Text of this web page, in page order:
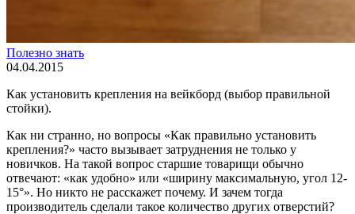
Полезно знать
04.04.2015
Как установить крепления на вейкборд (выбор правильной
стойки).
Как ни странно, но вопросы «Как правильно установить
крепления?» часто вызывает затруднения не только у
новичков. На такой вопрос старшие товарищи обычно
отвечают: «как удобно» или «ширину максимальную, угол 12-
15°». Но никто не расскажет почему. И зачем тогда
производитель сделали такое количество других отверстий?